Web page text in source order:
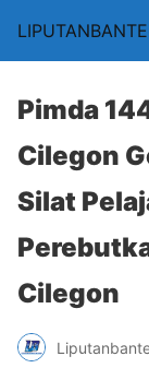
Pimda
Cilegon
Silat
Cilegon